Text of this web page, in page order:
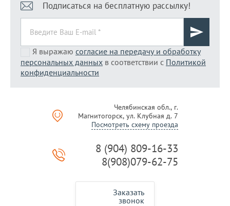
Подписаться на бесплатную рассылку!
Я выражаю согласие на передачу и обработку
персональных данных в соответствии с Политикой
конфиденциальности
Челябинская обл., г.
Магнитогорск, ул. Клубная д. 7
Посмотреть схему проезда
8 (904) 809-16-33
8(908)079-62-75
Заказать
звонок